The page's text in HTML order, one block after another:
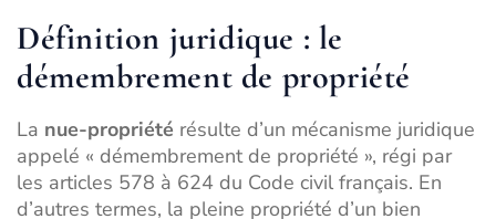
Définition juridique : le
démembrement de propriété
La nue-propriété résulte d’un mécanisme juridique
appelé « démembrement de propriété », régi par
les articles 578 à 624 du Code civil français. En
d’autres termes, la pleine propriété d’un bien